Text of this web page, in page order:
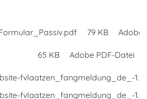
79 KB Adobe
65 KB Adobe PDF-Datei
fvlaatzen_fangmeldung_de_-
fvlaatzen_fangmeldung_de_-